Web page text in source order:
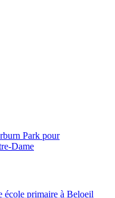
Park pour
Dame
école primaire à Beloeil